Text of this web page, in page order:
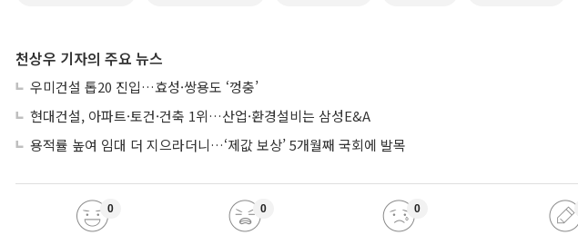
천상우 기자의 주요 뉴스
우미건설 톱20 진입…효성·쌍용도 ‘껑충’
현대건설, 아파트·토건·건축 1위…산업·환경설비는 삼성E&A
용적률 높여 임대 더 지으라더니…‘제값 보상’ 5개월째 국회에 발목
0 0 0